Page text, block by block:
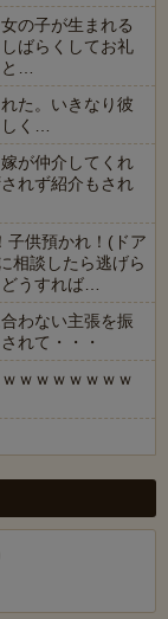
の子が生まれる
ばらくしてお礼
と…
た。いきなり彼
しく…
が仲介してくれ
れず紹介もされ
子供預かれ！(ドア
相談したら逃げら
どうすれば…
わない主張を振
れて・・・
ｗｗｗｗｗｗｗ